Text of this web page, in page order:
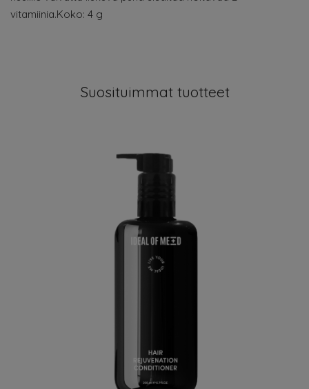
vitamiinia.Koko: 4 g
Suosituimmat tuotteet